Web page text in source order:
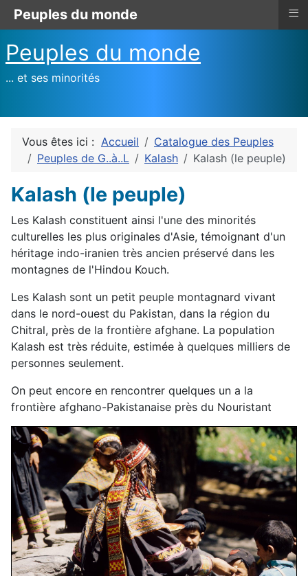
Peuples du monde
... et ses minorités
Vous êtes ici : Accueil
Catalogue des Peuples
Peuples de G..à..L
Kalash Kalash (le peuple)
Kalash (le peuple)
Les Kalash constituent ainsi l'une des minorités
culturelles les plus originales d'Asie, témoignant d'un
héritage indo-iranien très ancien préservé dans les
montagnes de l'Hindou Kouch.
Les Kalash sont un petit peuple montagnard vivant
dans le nord-ouest du Pakistan, dans la région du
Chitral, près de la frontière afghane. La population
Kalash est très réduite, estimée à quelques milliers de
personnes seulement.
On peut encore en rencontrer quelques un a la
frontière afghano-Pakistanaise près du Nouristant
Peuples du monde ≡